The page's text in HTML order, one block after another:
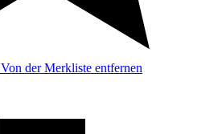
Von der Merkliste entfernen